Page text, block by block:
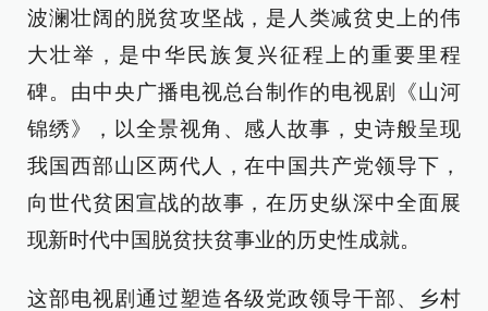
波澜壮阔的脱贫攻坚战，是人类减贫史上的伟
大壮举，是中华民族复兴征程上的重要里程
碑。由中央广播电视总台制作的电视剧《山河
锦绣》，以全景视角、感人故事，史诗般呈现
我国西部山区两代人，在中国共产党领导下，
向世代贫困宣战的故事，在历史纵深中全面展
现新时代中国脱贫扶贫事业的历史性成就。
这部电视剧通过塑造各级党政领导干部、乡村